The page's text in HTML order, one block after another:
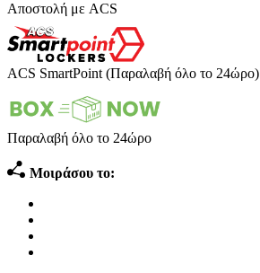
Αποστολή με ACS
ACS SmartPoint (Παραλαβή όλο το 24ώρο)
Παραλαβή όλο το 24ώρο
Μοιράσου το: